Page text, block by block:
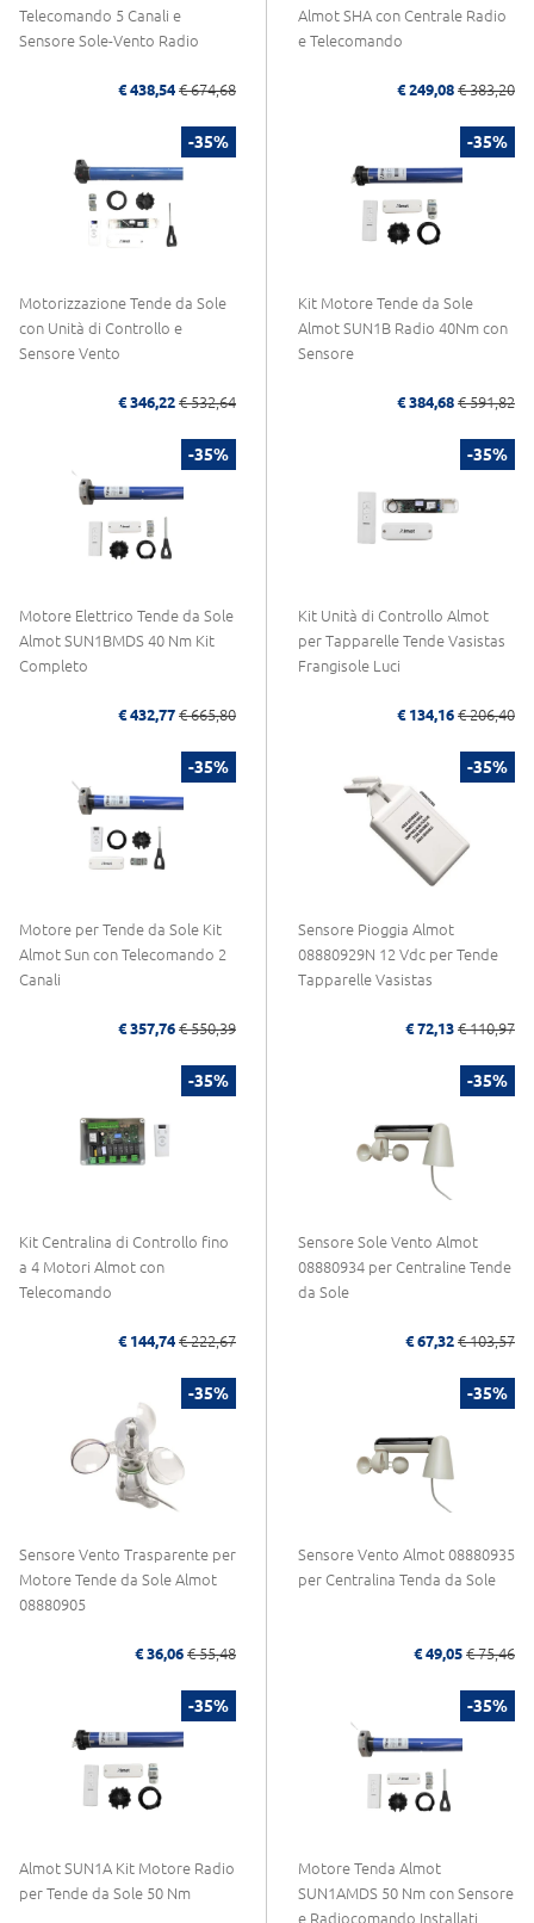
Telecomando 5 Canali e
Sensore Sole-Vento Radio
€ 438,54 € 674,68
Almot SHA con Centrale Radio
e Telecomando
€ 249,08 € 383,20
-35%
Motorizzazione Tende da Sole
con Unità di Controllo e
Sensore Vento
€ 346,22 € 532,64
-35%
Kit Motore Tende da Sole
Almot SUN1B Radio 40Nm con
Sensore
€ 384,68 € 591,82
-35%
Motore Elettrico Tende da Sole
Almot SUN1BMDS 40 Nm Kit
Completo
€ 432,77 € 665,80
-35%
Kit Unità di Controllo Almot
per Tapparelle Tende Vasistas
Frangisole Luci
€ 134,16 € 206,40
-35%
Motore per Tende da Sole Kit
Almot Sun con Telecomando 2
Canali
€ 357,76 € 550,39
-35%
Sensore Pioggia Almot
08880929N 12 Vdc per Tende
Tapparelle Vasistas
€ 72,13 € 110,97
-35%
Kit Centralina di Controllo fino
a 4 Motori Almot con
Telecomando
€ 144,74 € 222,67
-35%
Sensore Sole Vento Almot
08880934 per Centraline Tende
da Sole
€ 67,32 € 103,57
-35%
Sensore Vento Trasparente per
Motore Tende da Sole Almot
08880905
€ 36,06 € 55,48
-35%
Sensore Vento Almot 08880935
per Centralina Tenda da Sole
€ 49,05 € 75,46
-35%
Almot SUN1A Kit Motore Radio
per Tende da Sole 50 Nm
-35%
Motore Tenda Almot
SUN1AMDS 50 Nm con Sensore
e Radiocomando Installati